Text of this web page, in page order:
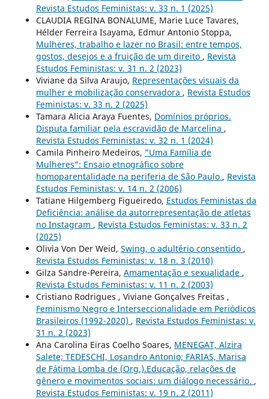
Revista Estudos Feministas: v. 33 n. 1 (2025)
CLAUDIA REGINA BONALUME, Marie Luce Tavares,
Hélder Ferreira Isayama, Edmur Antonio Stoppa,
Mulheres, trabalho e lazer no Brasil: entre tempos,
gostos, desejos e a fruição de um direito , Revista
Estudos Feministas: v. 31 n. 2 (2023)
Viviane da Silva Araujo, Representações visuais da
mulher e mobilização conservadora , Revista Estudos
Feministas: v. 33 n. 2 (2025)
Tamara Alicia Araya Fuentes, Domínios próprios.
Disputa familiar pela escravidão de Marcelina ,
Revista Estudos Feministas: v. 32 n. 1 (2024)
Camila Pinheiro Medeiros, "Uma Família de
Mulheres": Ensaio etnográfico sobre
homoparentalidade na periferia de São Paulo , Revista
Estudos Feministas: v. 14 n. 2 (2006)
Tatiane Hilgemberg Figueiredo, Estudos Feministas da
Deficiência: análise da autorrepresentação de atletas
no Instagram , Revista Estudos Feministas: v. 33 n. 2
(2025)
Olivia Von Der Weid, Swing, o adultério consentido ,
Revista Estudos Feministas: v. 18 n. 3 (2010)
Gilza Sandre-Pereira, Amamentação e sexualidade ,
Revista Estudos Feministas: v. 11 n. 2 (2003)
Cristiano Rodrigues , Viviane Gonçalves Freitas ,
Feminismo Negro e Interseccionalidade em Periódicos
Brasileiros (1992-2020) , Revista Estudos Feministas: v.
31 n. 2 (2023)
Ana Carolina Eiras Coelho Soares, MENEGAT, Alzira
Salete; TEDESCHI, Losandro Antonio; FARIAS, Marisa
de Fátima Lomba de (Org.).Educação, relações de
gênero e movimentos sociais: um diálogo necessário. ,
Revista Estudos Feministas: v. 19 n. 2 (2011)